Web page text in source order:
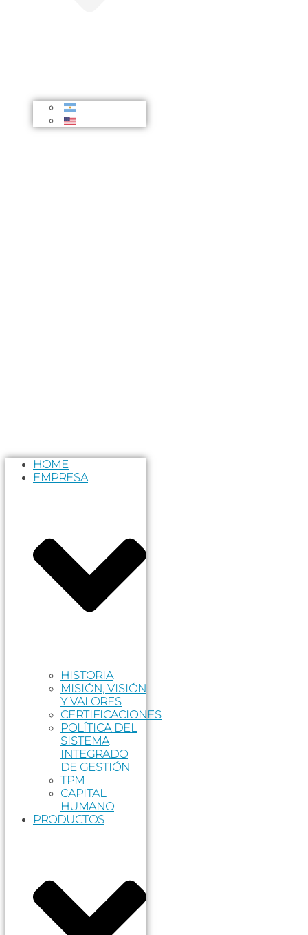
HOME
EMPRESA
HISTORIA
MISIÓN, VISIÓN
Y VALORES
CERTIFICACIONES
POLÍTICA DEL
SISTEMA
INTEGRADO
DE GESTIÓN
TPM
CAPITAL
HUMANO
PRODUCTOS